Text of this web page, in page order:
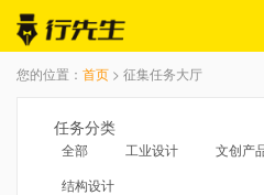
您的位置： 首页 > 征集任务大厅
任务分类
全部 工业设计 文创产
结构设计